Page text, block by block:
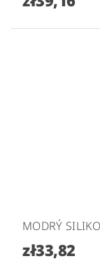
MODRÝ
zł33,82